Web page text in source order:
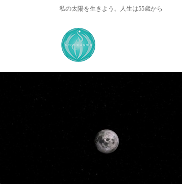
私の太陽を生きよう。人生は55歳から